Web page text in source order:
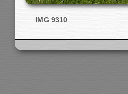
IMG 9310